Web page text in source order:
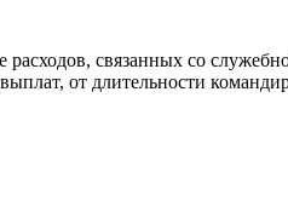
связанных со
от длительности